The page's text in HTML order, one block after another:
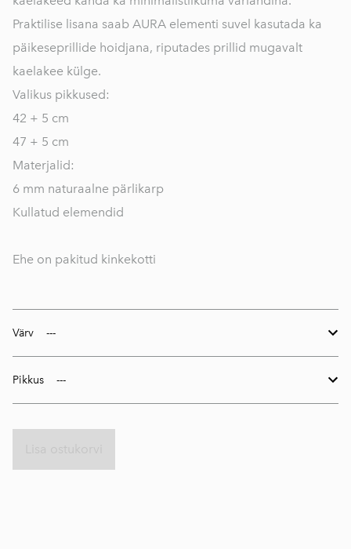
Praktilise lisana saab AURA elementi suvel kasutada ka
päikeseprillide hoidjana, riputades prillid mugavalt
kaelakee külge.
Valikus pikkused:
42 + 5 cm
47 + 5 cm
Materjalid:
6 mm naturaalne pärlikarp
Kullatud elemendid
Ehe on pakitud kinkekotti
Värv
Pikkus